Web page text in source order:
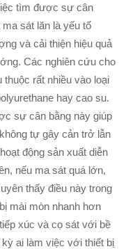
tìm được sự cân
sát lăn là yếu tố
và cải thiện hiệu quả
Các nghiên cứu cho
rất nhiều vào loại
hay cao su.
sự cân bằng này giúp
tự gây cản trở lẫn
động sản xuất diễn
nếu ma sát quá lớn,
thấy điều này trong
mài mòn nhanh hơn
xúc và cọ sát với bề
ai làm việc với thiết bị